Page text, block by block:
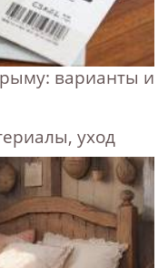
варианты и
уход